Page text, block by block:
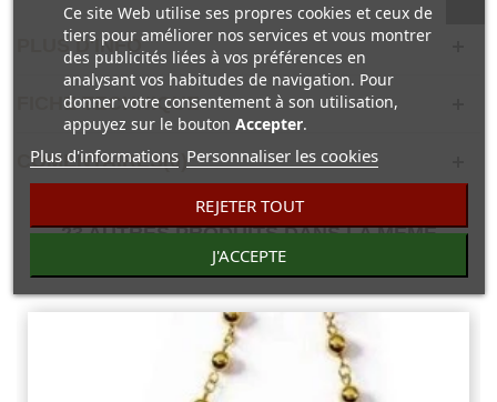
PLUS D'INFO
FICHE TECHNIQUE
COMENTAIRES(0)
23 AUTRES PRODUITS DANS LA MÊME
CATÉGORIE :
Ce site Web utilise ses propres cookies et ceux de
tiers pour améliorer nos services et vous montrer
des publicités liées à vos préférences en
analysant vos habitudes de navigation. Pour
donner votre consentement à son utilisation,
appuyez sur le bouton Accepter.
Plus d'informations Personnaliser les cookies
REJETER TOUT
J'ACCEPTE